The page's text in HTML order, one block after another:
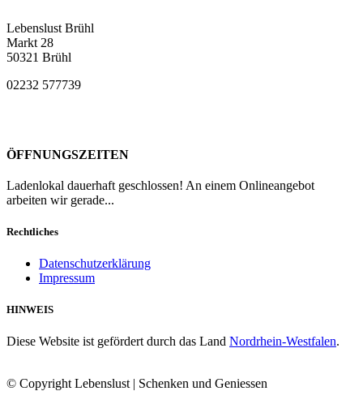
Lebenslust Brühl
Markt 28
50321 Brühl
02232 577739
ÖFFNUNGSZEITEN
Ladenlokal dauerhaft geschlossen! An einem Onlineangebot
arbeiten wir gerade...
Rechtliches
Datenschutzerklärung
Impressum
HINWEIS
Diese Website ist gefördert durch das Land Nordrhein-Westfalen.
© Copyright Lebenslust | Schenken und Geniessen